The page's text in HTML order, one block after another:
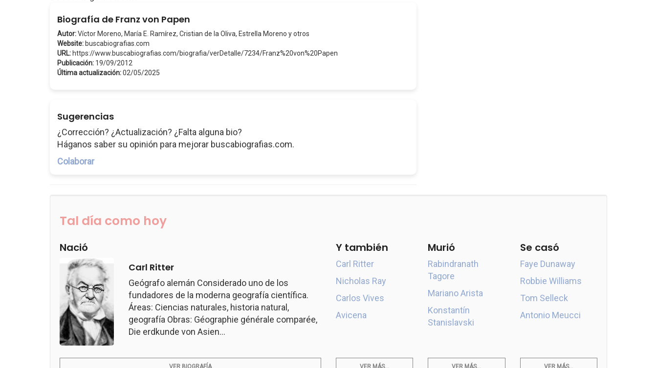
Biografía de Franz von Papen
Autor:Víctor Moreno, María E. Ramírez, Cristian de la Oliva, Estrella Moreno y otros
Website: buscabiografias.com
URL: https://www.buscabiografias.com/biografia/verDetalle/7234/Franz%20von%20Papen
Publicación: 19/09/2012
Última actualización:02/05/2025
Sugerencias
¿Corrección? ¿Actualización? ¿Falta alguna bio?
Háganos saber su opinión para mejorar buscabiografias.com.
Colaborar
Tal día como hoy
Nació
Carl Ritter
Geógrafo alemán Considerado uno de los
fundadores de la moderna geografía científica.
Áreas: Ciencias naturales, historia natural,
geografía Obras: Géographie générale comparée,
Die erdkunde von Asien...
Y también
Carl Ritter
Nicholas Ray
Carlos Vives
Avicena
Murió
Rabindranath
Tagore
Mariano Arista
Konstantín
Stanislavski
Se casó
Faye Dunaway
Robbie Williams
Tom Selleck
Antonio Meucci
VER BIOGRAFÍA VER MÁS... VER MÁS... VER MÁS...